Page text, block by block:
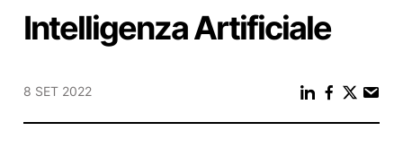
Intelligenza Artificiale
8 SET 2022